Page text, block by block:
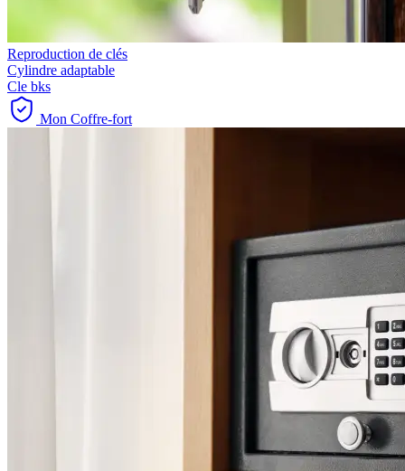
Reproduction de clés
Cylindre adaptable
Cle bks
Mon Coffre-fort